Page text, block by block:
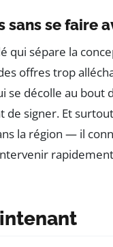
sans se faire
qui sépare la
offres trop
se décolle au bout
de signer. Et
la région — il